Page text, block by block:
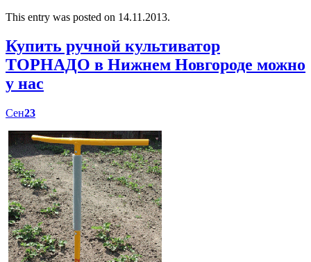
This entry was posted on 14.11.2013.
Купить ручной культиватор
ТОРНАДО в Нижнем Новгороде можно
у нас
Сен23